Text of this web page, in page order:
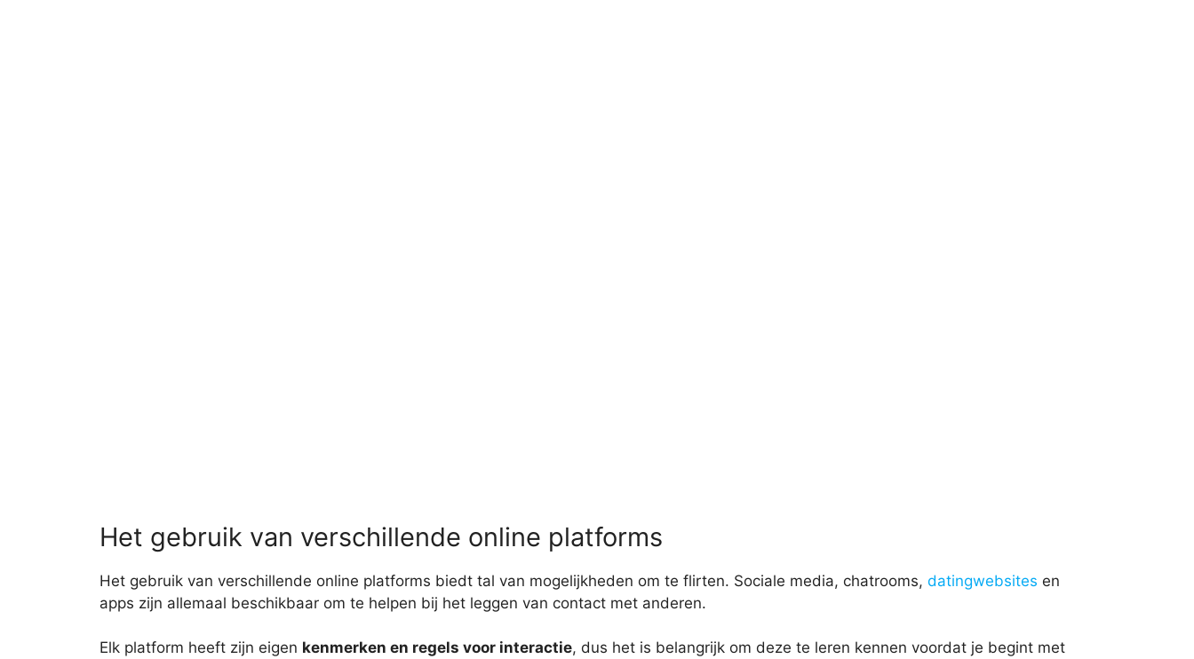
Het gebruik van verschillende online platforms
Het gebruik van verschillende online platforms biedt tal van mogelijkheden om te flirten. Sociale media, chatrooms, datingwebsites en
apps zijn allemaal beschikbaar om te helpen bij het leggen van contact met anderen.
Elk platform heeft zijn eigen kenmerken en regels voor interactie, dus het is belangrijk om deze te leren kennen voordat je begint met